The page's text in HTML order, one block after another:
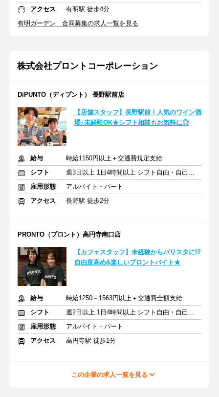
アクセス
有明駅 徒歩4分
有明ガーデン 合同募集の求人一覧を見る
株式会社プロントコーポレーション
DiPUNTO（ディプント） 長野駅前店
【店舗スタッフ】長野駅前！人気のワイン酒
場♪未経験OK★シフト相談もお気軽に◎
給与
時給1150円以上＋交通費規定支給
シフト
週3日以上 1日4時間以上 シフト自由・自己申告
雇用形態
アルバイト・パート
アクセス
長野駅 徒歩2分
PRONTO（プロント）高円寺南口店
【カフェスタッフ】未経験からバリスタに!?
自由度高め&楽しいプロントバイト★
給与
時給1250～1563円以上＋交通費全額支給
シフト
週2日以上 1日4時間以上 シフト自由・自己申告
雇用形態
アルバイト・パート
アクセス
高円寺駅 徒歩1分
この企業の求人一覧を見る